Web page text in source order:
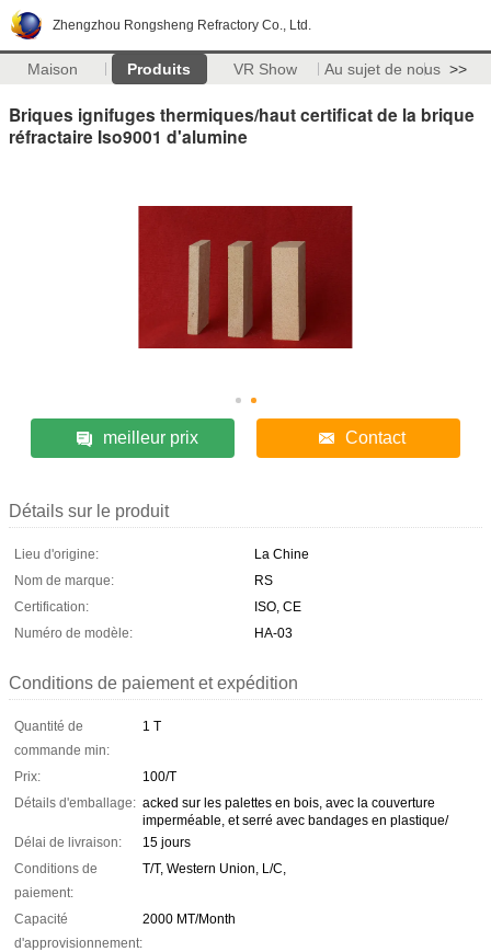
Zhengzhou Rongsheng Refractory Co., Ltd.
Maison Produits VR Show Au sujet de nous >>
Briques ignifuges thermiques/haut certificat de la brique
réfractaire Iso9001 d'alumine
meilleur prix Contact
Détails sur le produit
Lieu d'origine:
La Chine
Nom de marque:
RS
Certification:
ISO, CE
Numéro de modèle:
HA-03
Conditions de paiement et expédition
Quantité de
commande min:
1 T
Prix:
100/T
Détails d'emballage: acked sur les palettes en bois, avec la couverture
imperméable, et serré avec bandages en plastique/
Délai de livraison:
15 jours
Conditions de
paiement:
T/T, Western Union, L/C,
Capacité
d'approvisionnement:
2000 MT/Month